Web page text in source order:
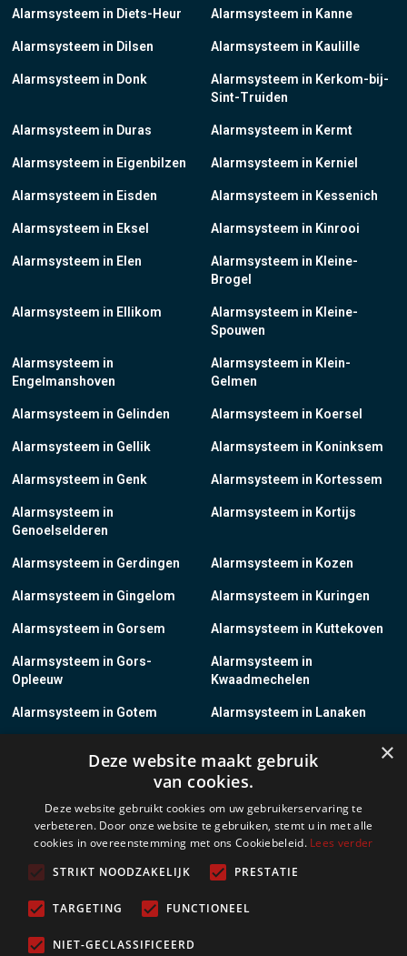
Alarmsysteem in Diets-Heur
Alarmsysteem in Dilsen
Alarmsysteem in Donk
Alarmsysteem in Duras
Alarmsysteem in Eigenbilzen
Alarmsysteem in Eisden
Alarmsysteem in Eksel
Alarmsysteem in Elen
Alarmsysteem in Ellikom
Alarmsysteem in
Engelmanshoven
Alarmsysteem in Gelinden
Alarmsysteem in Gellik
Alarmsysteem in Genk
Alarmsysteem in
Genoelselderen
Alarmsysteem in Gerdingen
Alarmsysteem in Gingelom
Alarmsysteem in Gorsem
Alarmsysteem in Gors-
Opleeuw
Alarmsysteem in Gotem
Alarmsysteem in Grote-
Brogel
Alarmsysteem in Grote-
Spouwen
Alarmsysteem in Kanne
Alarmsysteem in Kaulille
Alarmsysteem in Kerkom-bij-
Sint-Truiden
Alarmsysteem in Kermt
Alarmsysteem in Kerniel
Alarmsysteem in Kessenich
Alarmsysteem in Kinrooi
Alarmsysteem in Kleine-
Brogel
Alarmsysteem in Kleine-
Spouwen
Alarmsysteem in Klein-
Gelmen
Alarmsysteem in Koersel
Alarmsysteem in Koninksem
Alarmsysteem in Kortessem
Alarmsysteem in Kortijs
Alarmsysteem in Kozen
Alarmsysteem in Kuringen
Alarmsysteem in Kuttekoven
Alarmsysteem in
Kwaadmechelen
Alarmsysteem in Lanaken
Alarmsysteem in
Leopoldsburg
Alarmsysteem in Leut
×
Deze website maakt gebruik
van cookies.
Deze website gebruikt cookies om uw gebruikerservaring te
verbeteren. Door onze website te gebruiken, stemt u in met alle
cookies in overeenstemming met ons Cookiebeleid. Lees verder
STRIKT NOODZAKELIJK
PRESTATIE
TARGETING FUNCTIONEEL
NIET-GECLASSIFICEERD